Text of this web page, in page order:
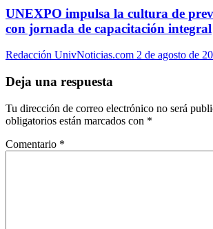
UNEXPO impulsa la cultura de
con jornada de capacitación integral
Redacción UnivNoticias.com 2 de agosto de
Deja una respuesta
Tu dirección de correo electrónico no será
obligatorios están marcados con *
Comentario *